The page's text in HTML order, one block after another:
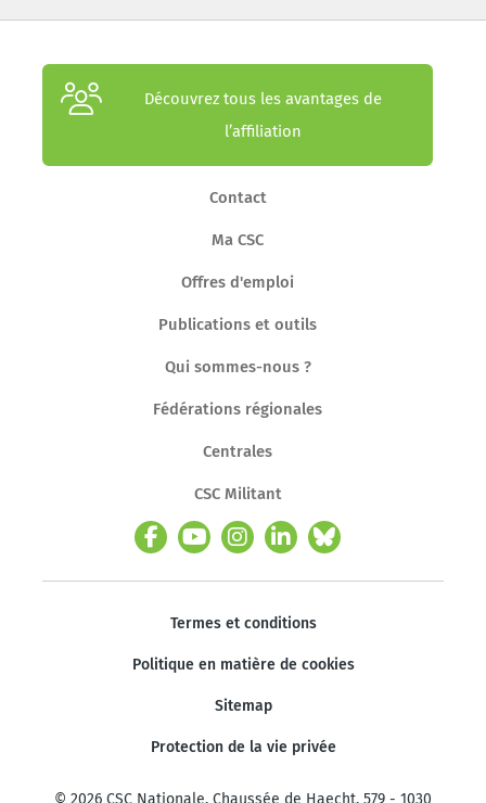
Découvrez tous les avantages de
l’affiliation
Contact
Ma CSC
Offres d'emploi
Publications et outils
Qui sommes-nous ?
Fédérations régionales
Centrales
CSC Militant
Termes et conditions
Politique en matière de cookies
Sitemap
Protection de la vie privée
© 2026 CSC Nationale. Chaussée de Haecht, 579 - 1030